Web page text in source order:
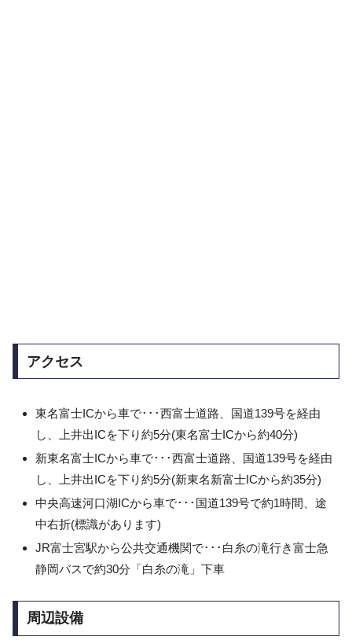
アクセス
東名富士ICから車で･･･西富士道路、国道139号を経由
し、上井出ICを下り約5分(東名富士ICから約40分)
新東名富士ICから車で･･･西富士道路、国道139号を経由
し、上井出ICを下り約5分(新東名新富士ICから約35分)
中央高速河口湖ICから車で･･･国道139号で約1時間、途
中右折(標識があります)
JR富士宮駅から公共交通機関で･･･白糸の滝行き富士急
静岡バスで約30分「白糸の滝」下車
周辺設備